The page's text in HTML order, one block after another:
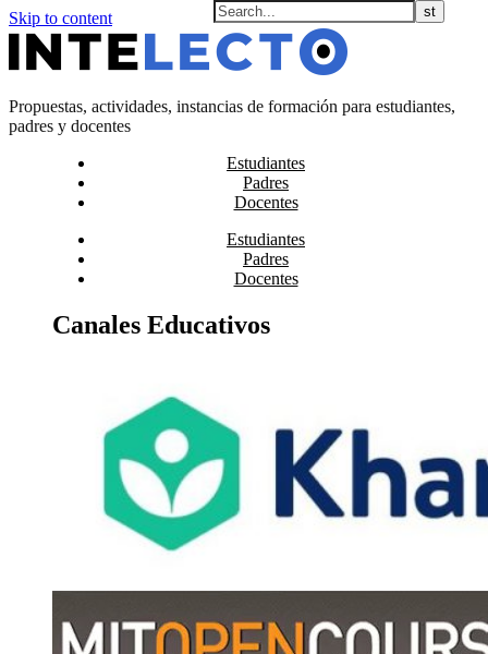
Skip to content
Propuestas, actividades, instancias de formación para estudiantes,
padres y docentes
Estudiantes
Padres
Docentes
Estudiantes
Padres
Docentes
Canales Educativos